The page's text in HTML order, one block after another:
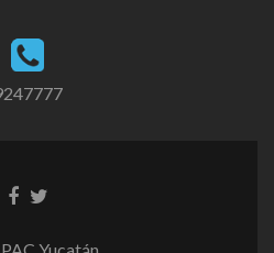
Yucatán